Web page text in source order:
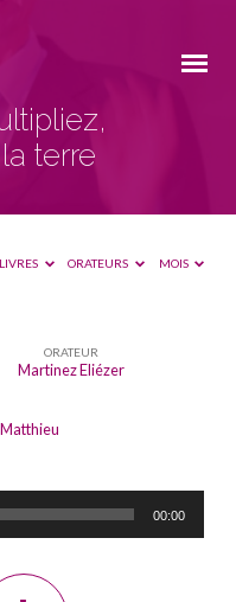
terre
LIVRES ORATEURS MOIS
ORATEUR
Martinez Eliézer
Matthieu
00:00